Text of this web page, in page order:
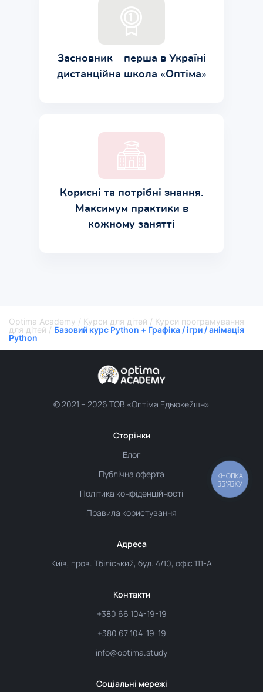
Засновник – перша в Україні
дистанційна школа «Оптіма»
Корисні та потрібні знання.
Максимум практики в
кожному занятті
Optima Academy / Курси для дітей / Курси програмування
для дітей / Базовий курс Python + Графіка / ігри / анімація
Python
© 2021 – 2026 ТОВ «Оптіма Едьюкейшн»
Сторінки
Блог
Публічна оферта
Політика конфіденційності
Правила користування
Адреса
Київ, пров. Тбіліський, буд. 4/10, офіс 111-А
Контакти
+380 66 104-19-19
+380 67 104-19-19
info@optima.study
Соціальні мережі